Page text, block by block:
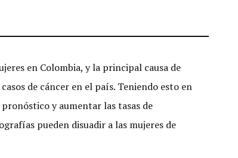
en Colombia, y la principal causa de
de cáncer en el país. Teniendo esto en
y aumentar las tasas de
pueden disuadir a las mujeres de